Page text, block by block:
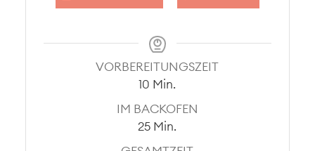
VORBEREITUNGSZEIT
10 Minuten
Min.
IM BACKOFEN
25Minuten
Min.